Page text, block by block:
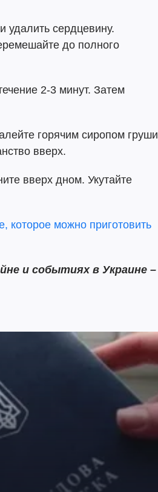
сердцевину.
до полного
2-3 минут. Затем
горячим сиропом груши
вверх.
вверх дном. Укутайте
которое можно приготовить
и событиях в Украине –